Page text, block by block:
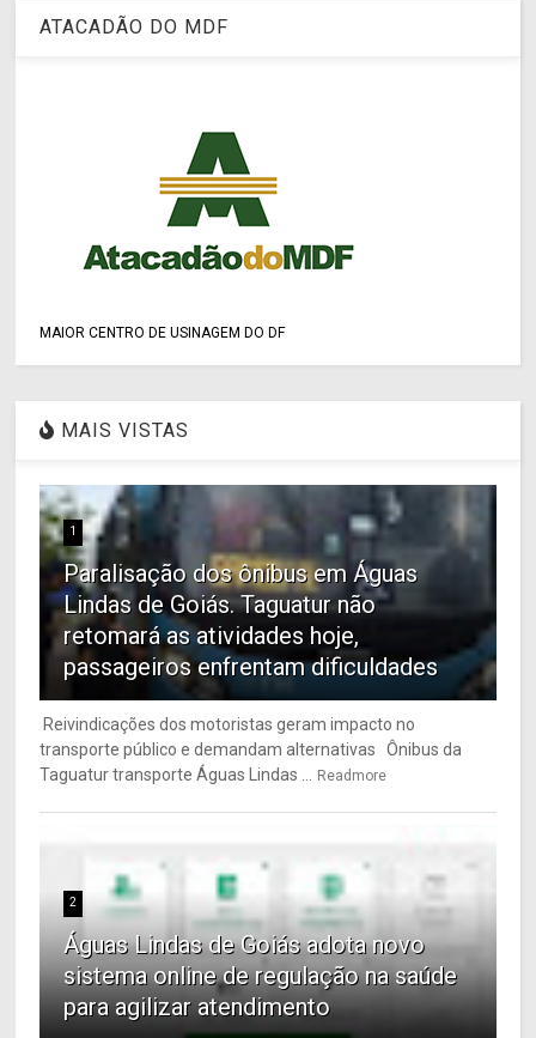
ATACADÃO DO MDF
MAIOR CENTRO DE USINAGEM DO DF
MAIS VISTAS
1
Paralisação dos ônibus em Águas
Lindas de Goiás. Taguatur não
retomará as atividades hoje,
passageiros enfrentam dificuldades
Reivindicações dos motoristas geram impacto no
transporte público e demandam alternativas Ônibus da
Taguatur transporte Águas Lindas ...
Readmore
2
Águas Lindas de Goiás adota novo
sistema online de regulação na saúde
para agilizar atendimento